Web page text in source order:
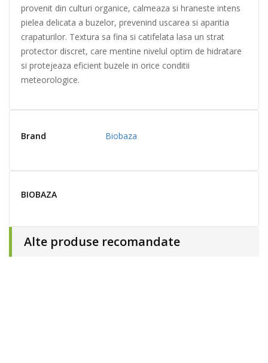
provenit din culturi organice, calmeaza si hraneste intens
pielea delicata a buzelor, prevenind uscarea si aparitia
crapaturilor. Textura sa fina si catifelata lasa un strat
protector discret, care mentine nivelul optim de hidratare
si protejeaza eficient buzele in orice conditii
meteorologice.
Brand Biobaza
BIOBAZA
Alte produse recomandate